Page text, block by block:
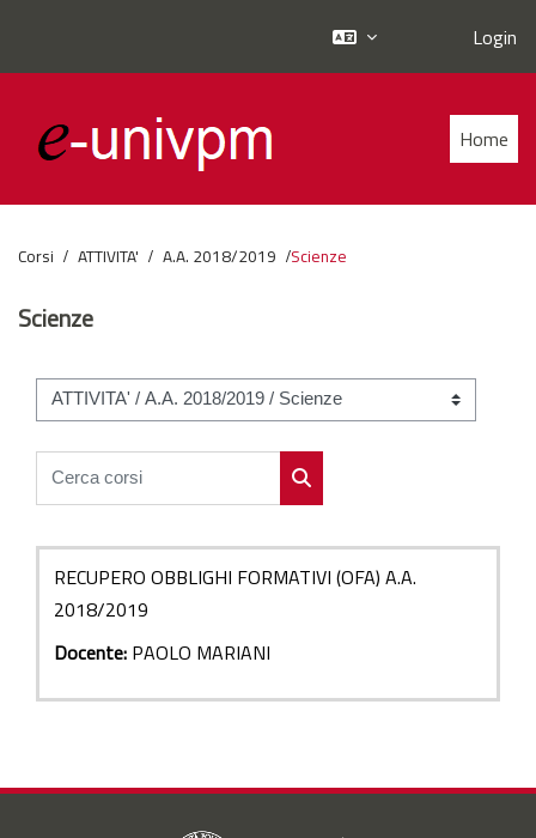
Login
Home
Corsi ATTIVITA' A.A. 2018/2019 Scienze
Scienze
Categorie di corso
Cerca corsi
Cerca corsi
RECUPERO OBBLIGHI FORMATIVI (OFA) A.A.
2018/2019
Docente: PAOLO MARIANI